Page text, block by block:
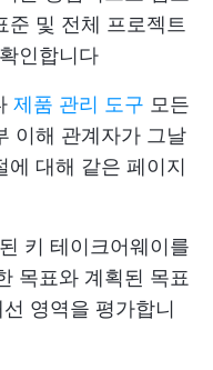
준 및 전체 프로젝트
인합니다
제품 관리 도구 모든
이해 관계자가 그날
에 대해 같은 페이지
키 테이크어웨이를
목표와 계획된 목표
영역을 평가합니